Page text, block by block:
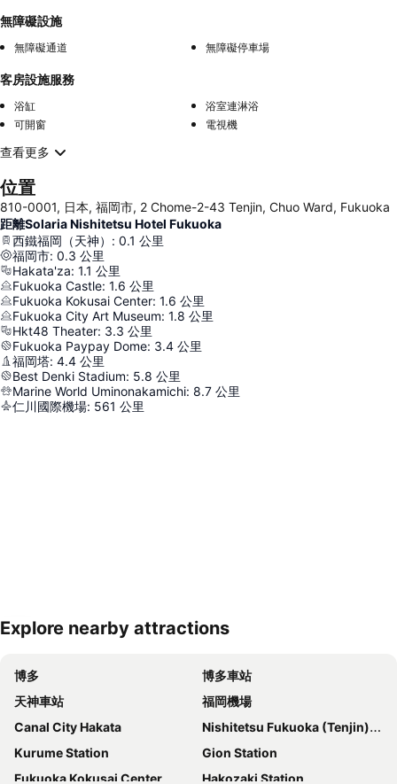
無障礙設施
無障礙通道 無障礙停車場
客房設施服務
浴缸
浴室連淋浴
可開窗
電視機
查看更多
位置
810-0001, 日本, 福岡市, 2 Chome-2-43 Tenjin, Chuo Ward, Fukuoka
距離Solaria Nishitetsu Hotel Fukuoka
西鐵福岡（天神） : 0.1 公里
福岡市: 0.3 公里
Hakata'za: 1.1 公里
Fukuoka Castle: 1.6 公里
Fukuoka Kokusai Center: 1.6 公里
Fukuoka City Art Museum: 1.8 公里
Hkt48 Theater: 3.3 公里
Fukuoka Paypay Dome: 3.4 公里
福岡塔: 4.4 公里
Best Denki Stadium: 5.8 公里
Marine World Uminonakamichi: 8.7 公里
仁川國際機場: 561 公里
展開地圖
Explore nearby attractions
博多
博多車站
天神車站
福岡機場
Canal City Hakata
Nishitetsu Fukuoka (Tenjin) Station
Kurume Station
Gion Station
Fukuoka Kokusai Center
Hakozaki Station